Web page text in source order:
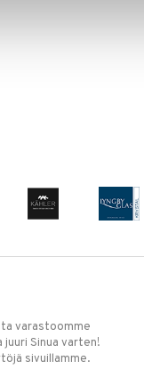
varastoomme
juuri Sinua varten!
sivuillamme.